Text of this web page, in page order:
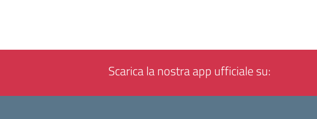
Scarica la nostra app ufficiale su: